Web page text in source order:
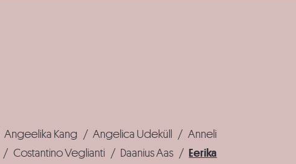
Angeelika Kang / Angelica Udeküll / Anneli
/ Costantino Veglianti / Daanius Aas /
Eerika